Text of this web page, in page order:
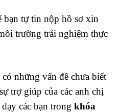
tự tin nộp hồ sơ xin
trường trải nghiệm thực
những vấn đề chưa biết
trợ giúp của các anh chị
các bạn trongkhóa